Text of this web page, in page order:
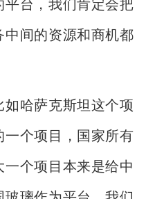
平台，我们肯定会把
中间的资源和商机都
哈萨克斯坦这个项
一个项目，国家所有
个项目本来是给中